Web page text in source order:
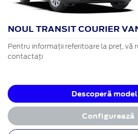
NOUL TRANSIT COURIER
Pentru informații referitoare la preț, vă
contactați
Descoperă
Configurează